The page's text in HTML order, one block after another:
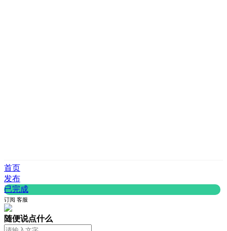
首页
发布
已完成
订阅 客服
随便说点什么